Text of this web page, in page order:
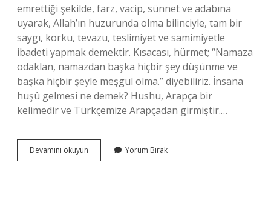
emrettiği şekilde, farz, vacip, sünnet ve adabına
uyarak, Allah’ın huzurunda olma bilinciyle, tam bir
saygı, korku, tevazu, teslimiyet ve samimiyetle
ibadeti yapmak demektir. Kısacası, hürmet; “Namaza
odaklan, namazdan başka hiçbir şey düşünme ve
başka hiçbir şeyle meşgul olma.” diyebiliriz. İnsana
huşû gelmesi ne demek? Hushu, Arapça bir
kelimedir ve Türkçemize Arapçadan girmiştir.…
Devamını okuyun
Etmek
Yorum Bırak